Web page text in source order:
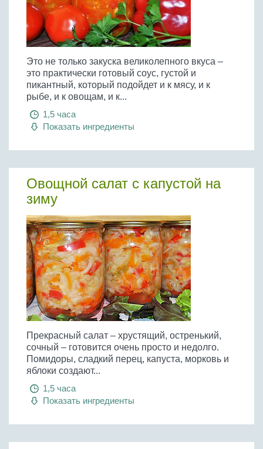
Это не только закуска великолепного вкуса –
это практически готовый соус, густой и
пикантный, который подойдет и к мясу, и к
рыбе, и к овощам, и к...
1,5 часа
Показать ингредиенты
Овощной салат с капустой на
зиму
Прекрасный салат – хрустящий, остренький,
сочный – готовится очень просто и недолго.
Помидоры, сладкий перец, капуста, морковь и
яблоки создают...
1,5 часа
Показать ингредиенты